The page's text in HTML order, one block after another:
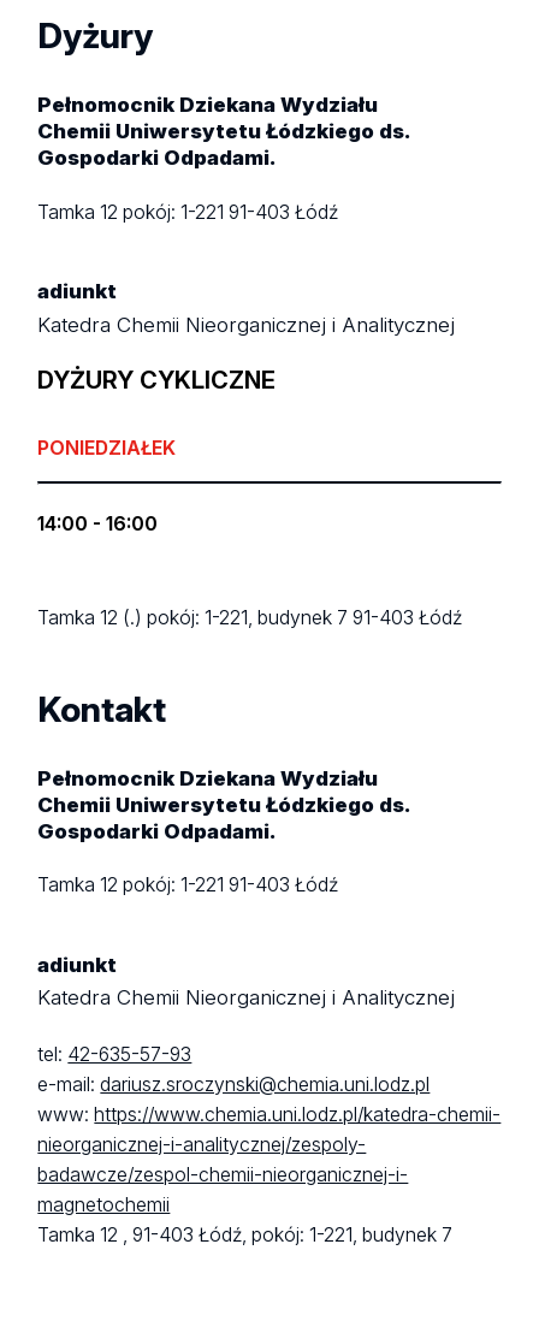
Dyżury
Pełnomocnik Dziekana Wydziału
Chemii Uniwersytetu Łódzkiego ds.
Gospodarki Odpadami.
Tamka 12pokój: 1-22191-403 Łódź
adiunkt
Katedra Chemii Nieorganicznej i Analitycznej
DYŻURY CYKLICZNE
PONIEDZIAŁEK
14:00 - 16:00
Tamka 12 (.)pokój: 1-221, budynek 791-403 Łódź
Kontakt
Pełnomocnik Dziekana Wydziału
Chemii Uniwersytetu Łódzkiego ds.
Gospodarki Odpadami.
Tamka 12pokój: 1-22191-403 Łódź
adiunkt
Katedra Chemii Nieorganicznej i Analitycznej
tel: 42-635-57-93
e-mail:dariusz.sroczynski@chemia.uni.lodz.pl
www:https://www.chemia.uni.lodz.pl/katedra-chemii-
nieorganicznej-i-analitycznej/zespoly-
badawcze/zespol-chemii-nieorganicznej-i-
magnetochemii
Tamka 12 ,91-403 Łódź,pokój: 1-221, budynek 7